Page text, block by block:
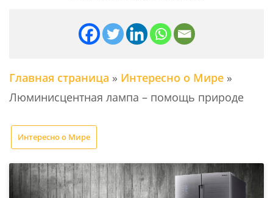
Главная страница » Интересно о Мире »
Люминисцентная лампа – помощь природе
Интересно о Мире